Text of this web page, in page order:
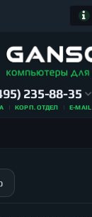
235-88-35
КОРП. ОТДЕЛ E-MAIL